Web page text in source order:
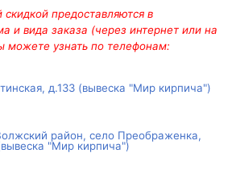
предоставляются в
и вида заказа (через интернет или на
можете узнать по телефонам:
д.133 (вывеска "Мир кирпича")
район, село Преображенка,
"Мир кирпича")